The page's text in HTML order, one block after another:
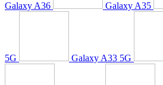
Galaxy A36 Galaxy A35
5G Galaxy A33 5G